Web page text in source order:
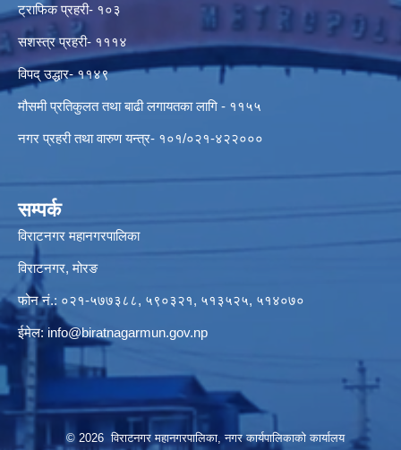
ट्राफिक प्रहरी- १०३
सशस्त्र प्रहरी- १११४
विपद् उद्धार- ११४९
मौसमी प्रतिकुलत तथा बाढी लगायतका लागि - ११५५
नगर प्रहरी तथा वारुण यन्त्र- १०१/०२१-४२२०००
सम्पर्क
विराटनगर महानगरपालिका
विराटनगर, मोरङ
फोन नं.: ०२१-५७७३८८, ५९०३२१, ५१३५२५, ५१४०७०
ईमेल: info@biratnagarmun.gov.np
© 2026 विराटनगर महानगरपालिका, नगर कार्यपालिकाको कार्यालय